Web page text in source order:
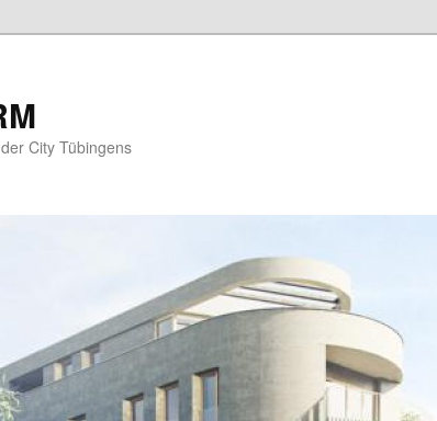
City Tübingens